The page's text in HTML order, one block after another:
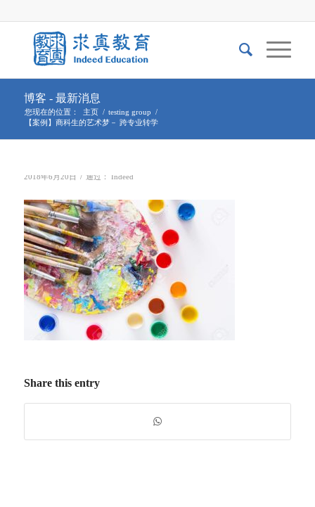
博客 - 最新消息
您现在的位置： 主页 / testing group /
【案例】商科生的艺术梦－ 跨专业转学
2018年6月20日 / 通过： Indeed
Share this entry